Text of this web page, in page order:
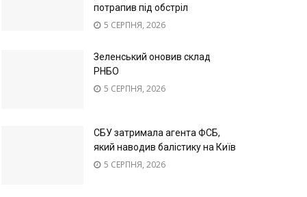
потрапив під обстріл
5 СЕРПНЯ, 2026
Зеленський оновив склад
РНБО
5 СЕРПНЯ, 2026
СБУ затримала агента ФСБ,
який наводив балістику на Київ
5 СЕРПНЯ, 2026